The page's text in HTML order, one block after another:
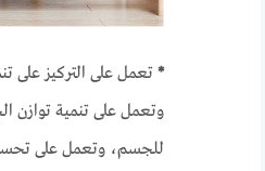
* تعمل على التركيز على
وتعمل على تنمية توازن
للجسم، وتعمل على